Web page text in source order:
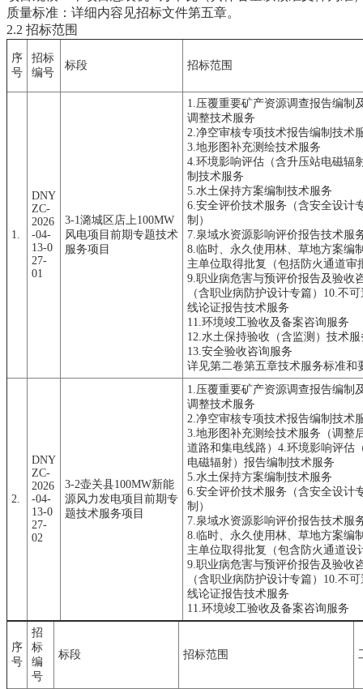
质量标准：详细内容见招标文件第五章。
2.2 招标范围
序
号
招标
编号
标段 招标范围
1.
DNY
ZC-
2026
-04-
13-0
27-
01
3-1潞城区店上100MW
风电项目前期专题技术
服务项目
1.压覆重要矿产资源调查报告编制
调整技术服务
2.净空审核专项技术报告编制技术
3.地形图补充测绘技术服务
4.环境影响评估（含升压站电磁辐
制技术服务
5.水土保持方案编制技术服务
6.安全评价技术服务（含安全设计
制）
7.泉域水资源影响评价报告技术服
8.临时、永久使用林、草地方案编
主单位取得批复（包括防火通道审
9.职业病危害与预评价报告及验收
（含职业病防护设计专篇）10.不
线论证报告技术服务
11.环境竣工验收及备案咨询服务
12.水土保持验收（含监测）技术服
13.安全验收咨询服务
详见第二卷第五章技术服务标准和
2.
DNY
ZC-
2026
-04-
13-0
27-
02
3-2壶关县100MW新能
源风力发电项目前期专
题技术服务项目
1.压覆重要矿产资源调查报告编制
调整技术服务
2.净空审核专项技术报告编制技术
3.地形图补充测绘技术服务（调整
道路和集电线路）4.环境影响评估
电磁辐射）报告编制技术服务
5.水土保持方案编制技术服务
6.安全评价技术服务（含安全设计
制）
7.泉域水资源影响评价报告技术服
8.临时、永久使用林、草地方案编
主单位取得批复（包含防火通道设
9.职业病危害与预评价报告及验收
（含职业病防护设计专篇）10.不
线论证报告技术服务
11.环境竣工验收及备案咨询服务
序
号
招
标
编
号
标段 招标范围